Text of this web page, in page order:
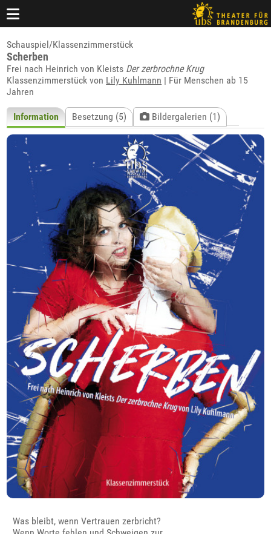
Schauspiel/Klassenzimmerstück
Scherben
Frei nach Heinrich von Kleists Der zerbrochne Krug
Klassenzimmerstück von Lily Kuhlmann | Für Menschen ab 15
Jahren
Information Besetzung (5) Bildergalerien (1)
Was bleibt, wenn Vertrauen zerbricht?